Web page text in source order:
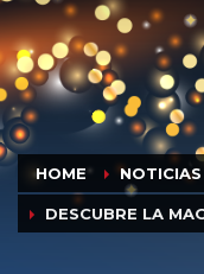
HOME NOTICIAS
DESCUBRE LA